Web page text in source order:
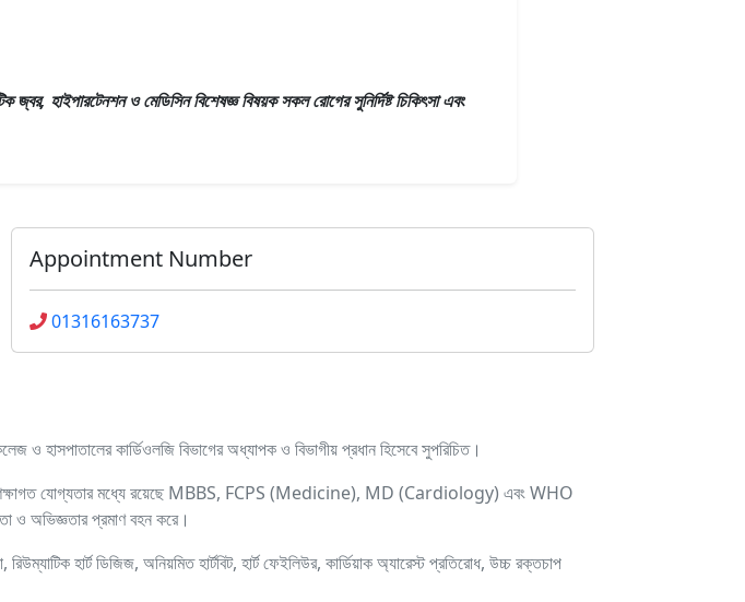
জ্বর, হাইপারটেনশন ও মেডিসিন বিশেষজ্ঞবিষয়ক সকল রোগের সুনির্দিষ্ট চিকিৎসা এবং
Appointment Number
01316163737
ও হাসপাতালের কার্ডিওলজি বিভাগের অধ্যাপক ও বিভাগীয় প্রধান হিসেবে সুপরিচিত।
তাঁর শিক্ষাগত যোগ্যতার মধ্যে রয়েছে MBBS, FCPS (Medicine), MD (Cardiology) এবং WHO
ও অভিজ্ঞতার প্রমাণ বহন করে।
হার্ট ডিজিজ, অনিয়মিত হার্টবিট, হার্ট ফেইলিউর, কার্ডিয়াক অ্যারেস্ট প্রতিরোধ, উচ্চ রক্তচাপ